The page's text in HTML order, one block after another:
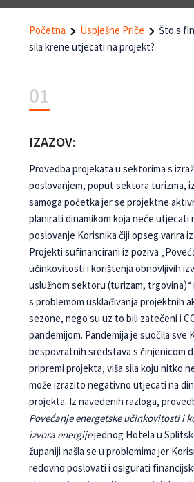
Početna Uspješne Priče
Što s
sila krene utjecati na projekt?
01
IZAZOV:
Provedba projekata u sektorima s
poslovanjem, poput sektora turizma,
samoga početka jer se projektne
planirati dinamikom koja neće utjecati
poslovanje Korisnika čiji opseg varira
Projekti sufinancirani iz poziva
učinkovitosti i korištenja obnovljivih
uslužnom sektoru (turizam, trgovina)“
s problemom usklađivanja projektnih
sezone, nego su uz to bili zatečeni i
pandemijom. Pandemija je suočila sve
bespovratnih sredstava s činjenicom
pripremi projekta, viša sila koju nitko
može izrazito negativno utjecati na
projekta. Iz navedenih razloga,
Povećanje energetske učinkovitosti i
izvora energijejednog Hotela u
županiji našla se u problemima jer
redovno poslovati i osigurati